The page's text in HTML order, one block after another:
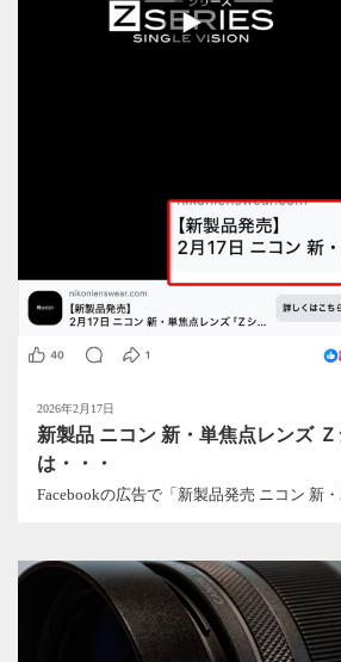
2026年2月17日
新製品 ニコン 新・単焦点レンズ
は・・・
Facebookの広告で「新製品発売 ニコン 新